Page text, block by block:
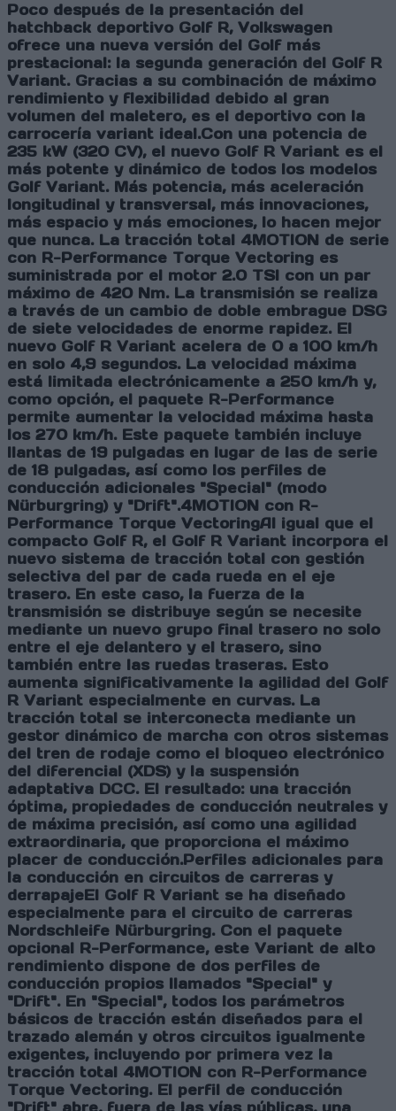
Poco después de la presentación del
hatchback deportivo Golf R, Volkswagen
ofrece una nueva versión del Golf más
prestacional: la segunda generación del Golf R
Variant. Gracias a su combinación de máximo
rendimiento y flexibilidad debido al gran
volumen del maletero, es el deportivo con la
carrocería variant ideal.Con una potencia de
235 kW (320 CV), el nuevo Golf R Variant es el
más potente y dinámico de todos los modelos
Golf Variant. Más potencia, más aceleración
longitudinal y transversal, más innovaciones,
más espacio y más emociones, lo hacen mejor
que nunca. La tracción total 4MOTION de serie
con R-Performance Torque Vectoring es
suministrada por el motor 2.0 TSI con un par
máximo de 420 Nm. La transmisión se realiza
a través de un cambio de doble embrague DSG
de siete velocidades de enorme rapidez. El
nuevo Golf R Variant acelera de 0 a 100 km/h
en solo 4,9 segundos. La velocidad máxima
está limitada electrónicamente a 250 km/h y,
como opción, el paquete R-Performance
permite aumentar la velocidad máxima hasta
los 270 km/h. Este paquete también incluye
llantas de 19 pulgadas en lugar de las de serie
de 18 pulgadas, así como los perfiles de
conducción adicionales "Special" (modo
Nürburgring) y "Drift".4MOTION con R-
Performance Torque VectoringAl igual que el
compacto Golf R, el Golf R Variant incorpora el
nuevo sistema de tracción total con gestión
selectiva del par de cada rueda en el eje
trasero. En este caso, la fuerza de la
transmisión se distribuye según se necesite
mediante un nuevo grupo final trasero no solo
entre el eje delantero y el trasero, sino
también entre las ruedas traseras. Esto
aumenta significativamente la agilidad del Golf
R Variant especialmente en curvas. La
tracción total se interconecta mediante un
gestor dinámico de marcha con otros sistemas
del tren de rodaje como el bloqueo electrónico
del diferencial (XDS) y la suspensión
adaptativa DCC. El resultado: una tracción
óptima, propiedades de conducción neutrales y
de máxima precisión, así como una agilidad
extraordinaria, que proporciona el máximo
placer de conducción.Perfiles adicionales para
la conducción en circuitos de carreras y
derrapajeEl Golf R Variant se ha diseñado
especialmente para el circuito de carreras
Nordschleife Nürburgring. Con el paquete
opcional R-Performance, este Variant de alto
rendimiento dispone de dos perfiles de
conducción propios llamados "Special" y
"Drift". En "Special", todos los parámetros
básicos de tracción están diseñados para el
trazado alemán y otros circuitos igualmente
exigentes, incluyendo por primera vez la
tracción total 4MOTION con R-Performance
Torque Vectoring. El perfil de conducción